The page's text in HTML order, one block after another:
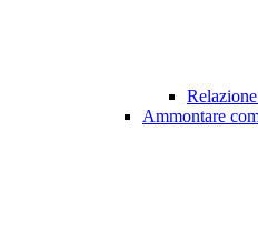
Ammontare